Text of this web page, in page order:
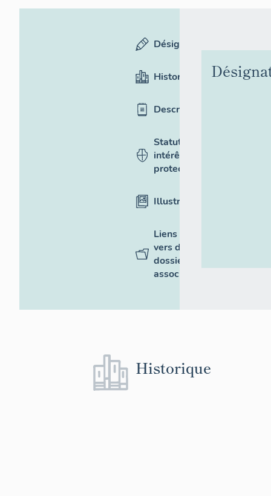
Désignation
Historique
Description
Statut,
intérêt et
protection
Illustrations
Liens
vers des
dossiers
associés
Historique